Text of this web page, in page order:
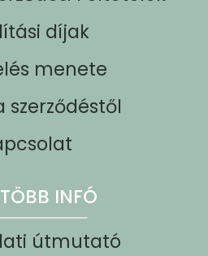
díjak
menete
szerződéstől
INFÓ
útmutató